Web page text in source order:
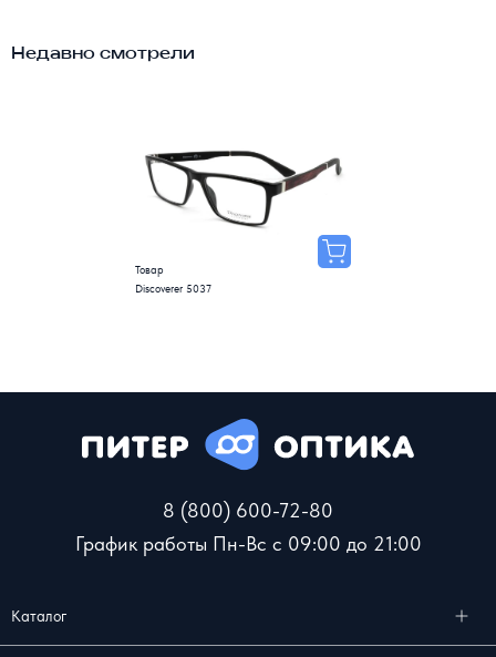
Недавно смотрели
Товар
Discoverer 5037
8 (800) 600-72-80
График работы Пн-Вс с 09:00 до 21:00
Каталог